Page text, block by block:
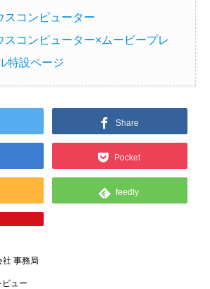
スコンピューター
スコンピューター×ムービープレ
特設ページ
Share
Pocket
feedly
社 事務局
ュー